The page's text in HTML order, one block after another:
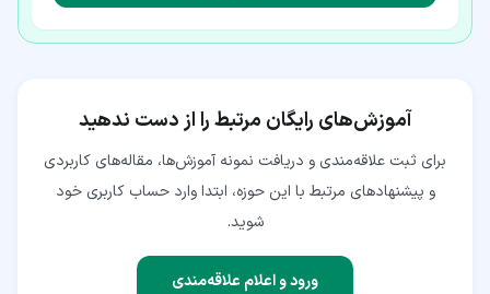
آموزش‌های رایگان مرتبط را از دست ندهید
برای ثبت علاقه‌مندی و دریافت نمونه آموزش‌ها، مقاله‌های کاربردی
و پیشنهادهای مرتبط با این حوزه، ابتدا وارد حساب کاربری خود
شوید.
ورود و اعلام علاقه‌مندی